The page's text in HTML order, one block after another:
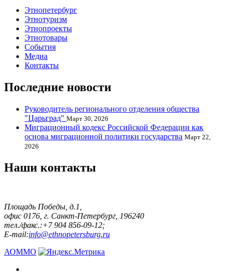
Этнопетербург
Этнотуризм
Этнопроекты
Этнотовары
События
Медиа
Контакты
Последние новости
Руководитель регионального отделения общества
"Царьград" Март 30, 2026
Миграционный кодекс Российской Федерации как
основа миграционной политики государства Март 22,
2026
Наши контакты
Площадь Победы, д.1,
офис 0176, г. Санкт-Петербург, 196240
тел./факс.:+7 904 856-09-12;
E-mail:info@ethnopetersburg.ru
АОММО